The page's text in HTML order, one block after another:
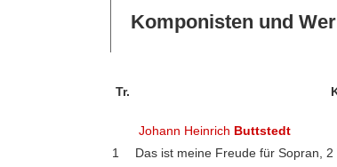
Komponisten und
Tr.
Johann Heinrich Buttstedt
1
Das ist meine Freude für Sopran,